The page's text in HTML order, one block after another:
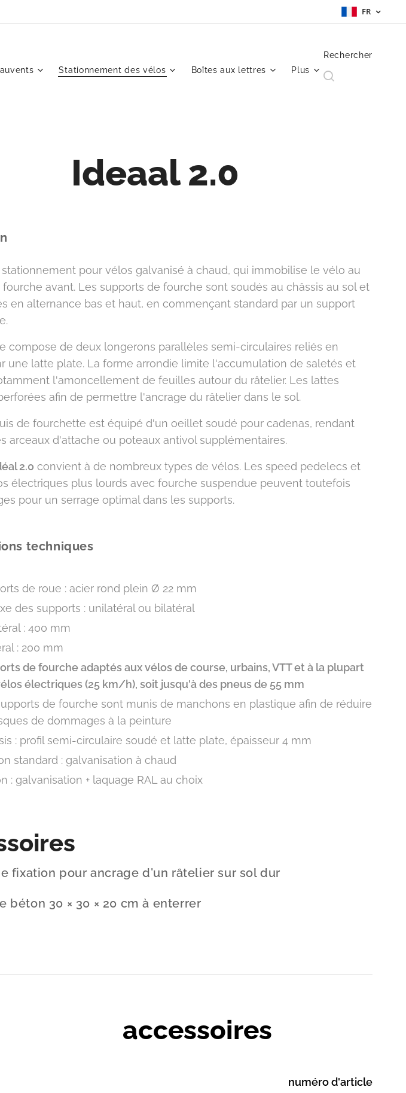
FR
Stationnement des vélos Boîtes aux lettres Plus
Rechercher
Ideaal 2.0
pour vélos galvanisé à chaud, qui immobilise le vélo au
avant. Les supports de fourche sont soudés au châssis au sol et
en alternance bas et haut, en commençant standard par un support
compose de deux longerons parallèles semi-circulaires reliés en
une latte plate. La forme arrondie limite l'accumulation de saletés et
l'amoncellement de feuilles autour du râtelier. Les lattes
afin de permettre l'ancrage du râtelier dans le sol.
de fourchette est équipé d'un oeillet soudé pour cadenas, rendant
arceaux d'attache ou poteaux antivol supplémentaires.
2.0 convient à de nombreux types de vélos. Les speed pedelecs et
électriques plus lourds avec fourche suspendue peuvent toutefois
pour un serrage optimal dans les supports.
techniques
de roue : acier rond plein Ø 22 mm
des supports : unilatéral ou bilatéral
: 400 mm
: 200 mm
de fourche adaptés aux vélos de course, urbains, VTT et à la plupart
électriques (25 km/h), soit jusqu'à des pneus de 55 mm
de fourche sont munis de manchons en plastique afin de réduire
de dommages à la peinture
: profil semi-circulaire soudé et latte plate, épaisseur 4 mm
standard : galvanisation à chaud
: galvanisation + laquage RAL au choix
fixation pour ancrage d'un râtelier sur sol dur
béton 30 × 30 × 20 cm à enterrer
accessoires
numéro d'article